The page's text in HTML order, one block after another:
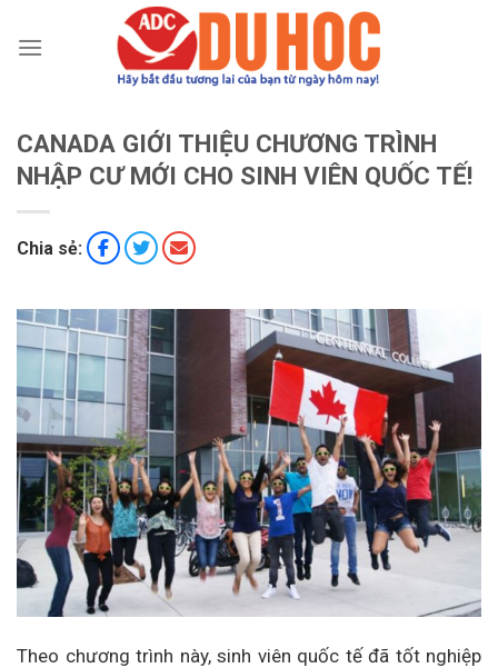
đến
CANADA GIỚI THIỆU CHƯƠNG TRÌNH
NHẬP CƯ MỚI CHO SINH VIÊN QUỐC TẾ!
Chia sẻ:
Theo chương trình này, sinh viên quốc tế đã tốt nghiệp